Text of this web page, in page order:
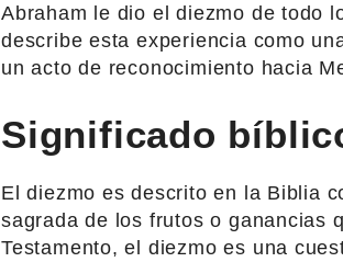
Abraham le dio el diezmo de todo
describe esta experiencia como
un acto de reconocimiento hacia
Significado
El diezmo es descrito en la Biblia
sagrada de los frutos o ganancias
Testamento, el diezmo es una